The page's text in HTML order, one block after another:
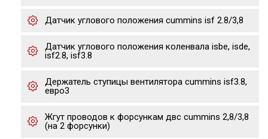
Датчик углового положения cummins isf 2.8/3,8
Датчик углового положения коленвала isbe, isde,
isf2.8, isf3.8
Держатель ступицы вентилятора cummins isf3.8,
евро3
Жгут проводов к форсункам двс cummins 2,8/3,8
(на 2 форсунки)